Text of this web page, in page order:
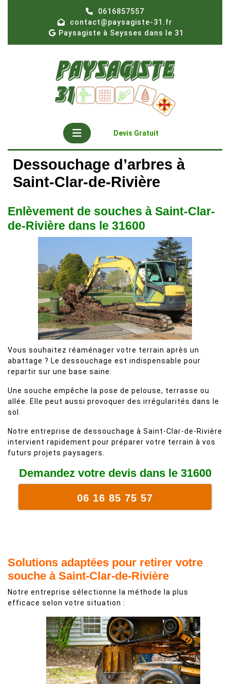
0616857557
contact@paysagiste-31.fr
Paysagiste à Seysses dans le 31
Open
Button
Devis Gratuit
Dessouchage d’arbres à
Saint-Clar-de-Rivière
Enlèvement de souches à Saint-Clar-
de-Rivière dans le 31600
Vous souhaitez réaménager votre terrain après un
abattage ? Le dessouchage est indispensable pour
repartir sur une base saine.
Une souche empêche la pose de pelouse, terrasse ou
allée. Elle peut aussi provoquer des irrégularités dans le
sol.
Notre entreprise de dessouchage à Saint-Clar-de-Rivière
intervient rapidement pour préparer votre terrain à vos
futurs projets paysagers.
Demandez votre devis dans le 31600
06 16 85 75 57
Solutions adaptées pour retirer votre
souche à Saint-Clar-de-Rivière
Notre entreprise sélectionne la méthode la plus
efficace selon votre situation :